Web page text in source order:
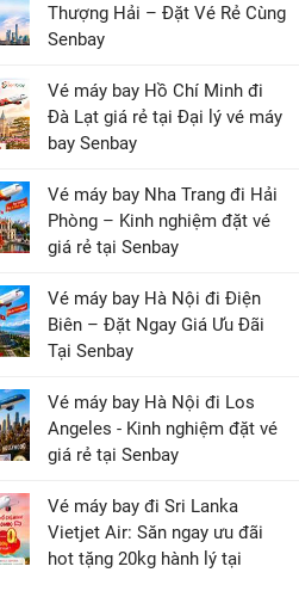
Thượng Hải – Đặt Vé Rẻ Cùng
Senbay
Vé máy bay Hồ Chí Minh đi
Đà Lạt giá rẻ tại Đại lý vé máy
bay Senbay
Vé máy bay Nha Trang đi Hải
Phòng – Kinh nghiệm đặt vé
giá rẻ tại Senbay
Vé máy bay Hà Nội đi Điện
Biên – Đặt Ngay Giá Ưu Đãi
Tại Senbay
Vé máy bay Hà Nội đi Los
Angeles - Kinh nghiệm đặt vé
giá rẻ tại Senbay
Vé máy bay đi Sri Lanka
Vietjet Air: Săn ngay ưu đãi
hot tặng 20kg hành lý tại